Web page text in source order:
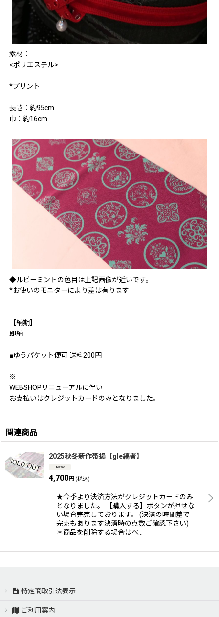
素材：
<ポリエステル>
*プリント
長さ：約95cm
巾：約16cm
◆ルビーミントの色目は上記画像が近いです。
*お使いのモニターにより差は有ります
【納期】
即納
■ゆうパケット便可 送料200円
※
WEBSHOPリニューアルに伴い
お支払いはクレジットカードのみとなりました。
関連商品
2025秋冬新作帯揚【gle縞者】
4,700円 (税込)
★今季より決済方法がクレジットカードのみ
となりました。 【購入する】ボタンが押せな
い場合完売しております。 (決済の時間差で
完売もあります決済時の点数ご確認下さい)
＊商品を削除する場合はペ…
特定商取引法表示
ご利用案内